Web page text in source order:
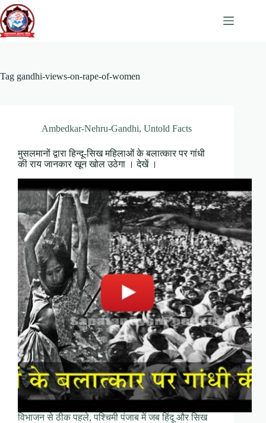
Skip
to
content
Tag gandhi-views-on-rape-of-women
Ambedkar-Nehru-Gandhi, Untold Facts
मुसलमानों द्वारा हिन्दू-सिख महिलाओं के बलात्कार पर गांधी
की राय जानकार खून खोल उठेगा । देखें ।
विभाजन से ठीक पहले, पश्चिमी पंजाब में जब हिंदू और सिख